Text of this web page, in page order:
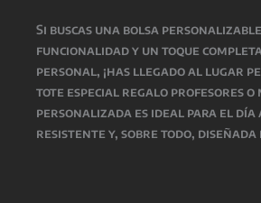
Si buscas una bolsa personalizable
funcionalidad y un toque
personal, ¡has llegado al lugar
tote especial regalo profesores o
personalizada es ideal para el día
resistente y, sobre todo, diseñada